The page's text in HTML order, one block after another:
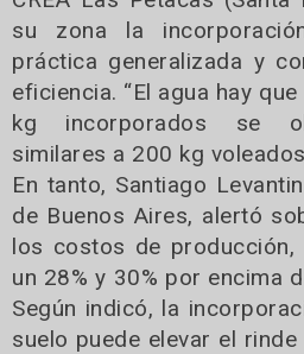
su zona la
práctica generalizada y
eficiencia. “El agua hay
kg incorporados se
similares a 200 kg
En tanto, Santiago
de Buenos Aires, alertó
los costos de producción,
un 28% y 30% por encima
Según indicó, la
suelo puede elevar el